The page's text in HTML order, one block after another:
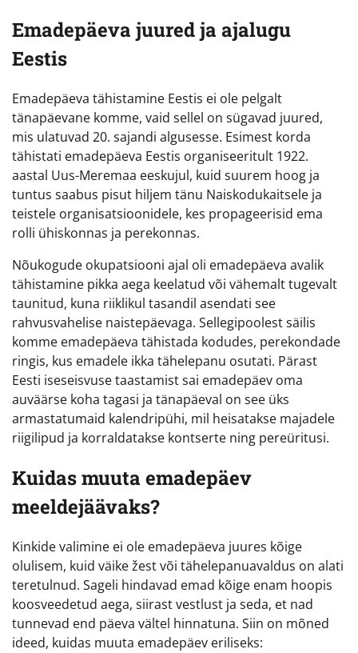
Emadepäeva juured ja ajalugu
Eestis
Emadepäeva tähistamine Eestis ei ole pelgalt
tänapäevane komme, vaid sellel on sügavad juured,
mis ulatuvad 20. sajandi algusesse. Esimest korda
tähistati emadepäeva Eestis organiseeritult 1922.
aastal Uus-Meremaa eeskujul, kuid suurem hoog ja
tuntus saabus pisut hiljem tänu Naiskodukaitsele ja
teistele organisatsioonidele, kes propageerisid ema
rolli ühiskonnas ja perekonnas.
Nõukogude okupatsiooni ajal oli emadepäeva avalik
tähistamine pikka aega keelatud või vähemalt tugevalt
taunitud, kuna riiklikul tasandil asendati see
rahvusvahelise naistepäevaga. Sellegipoolest säilis
komme emadepäeva tähistada kodudes, perekondade
ringis, kus emadele ikka tähelepanu osutati. Pärast
Eesti iseseisvuse taastamist sai emadepäev oma
auväärse koha tagasi ja tänapäeval on see üks
armastatumaid kalendripühi, mil heisatakse majadele
riigilipud ja korraldatakse kontserte ning pereüritusi.
Kuidas muuta emadepäev
meeldejäävaks?
Kinkide valimine ei ole emadepäeva juures kõige
olulisem, kuid väike žest või tähelepanuavaldus on alati
teretulnud. Sageli hindavad emad kõige enam hoopis
koosveedetud aega, siirast vestlust ja seda, et nad
tunnevad end päeva vältel hinnatuna. Siin on mõned
ideed, kuidas muuta emadepäev eriliseks: